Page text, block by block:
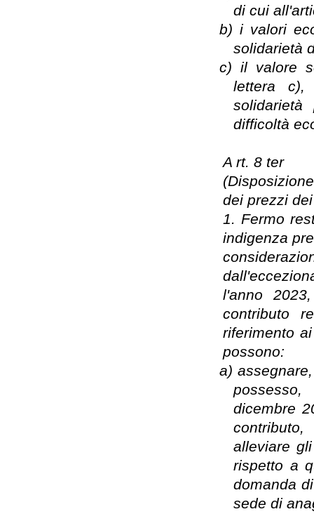
di cui
b) i valori
solidarietà
c) il valore
lettera c),
difficoltà
A rt. 8 ter
dei prezzi
1. Fermo
indigenza
l'anno
contributo
riferimento
possono:
a)
dicembre
alleviare
rispetto a
domanda
sede di